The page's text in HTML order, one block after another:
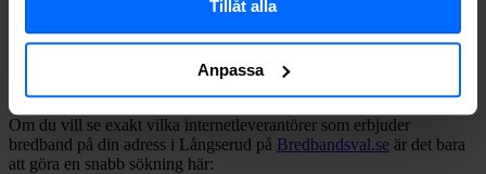
Tillåt alla
Anpassa
Bredband2
Fiber
36%
Om du vill se exakt vilka internetleverantörer som erbjuder
bredband på din adress i Långserud på Bredbandsval.se är det bara
att göra en snabb sökning här: